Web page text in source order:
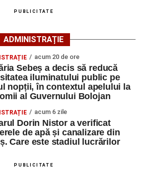
a decis să reducă intensitatea
pe timpul nopții, în contextul
al Guvernului Bolojan
august 2026, Râpa Roșie găzduiește
ediție a concursului „CicloAventurier
din cadrul String Symphonic Camp
emoție și aplauze la Sebeș
au susținut un recital apreciat de
PUBLICITATE
ADMINISTRAȚIE
acum 20 de ore
Sebeș a decis să reducă
iluminatului public pe
nopții, în contextul apelului la
al Guvernului Bolojan
acum 6 zile
Dorin Nistor a verificat
de apă și canalizare din
Care este stadiul lucrărilor
PUBLICITATE